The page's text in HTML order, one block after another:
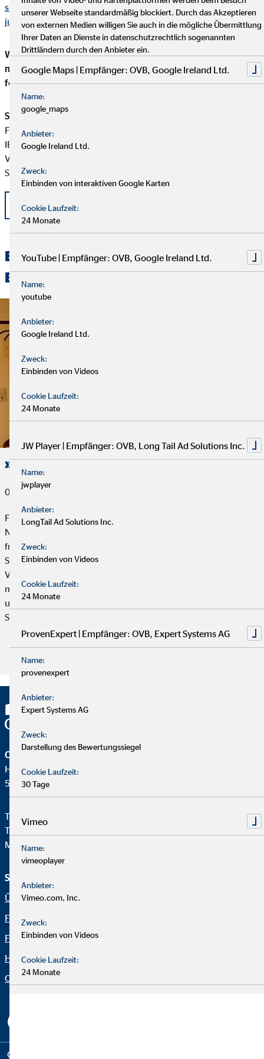
suedsachsen.de/index.php/kinderjugendliche/kinder-und-
jugendwohnen-tannenmuhle/
Wenn auch Sie die Einrichtung Tannenmühle unterstützen
möchten, laden wir Sie herzlich ein, Ihre Spende an
folgendes Konto zurichten:
Spendenkonto
Förderverein Kinderheim Tannenmühle e.V.
IBAN DE75 8705 8000 3601 0000 82
Verwendungszweck: Gruppe 3 + Ihre Adresse (für die
Spendenquittung)
Entdecken Sie unsere spannenden
Beiträge
»Ein Lift für Niilo« - Spendenaktion
01. Februar 2023
Familie Bug lebt in Fulda. Ihr jüngstes Familienmitglied heißt
Niilo, der im März bereits drei Jahre alt wird. Niilo ist ein
fröhliches Kind – und das trotz seines schweren
Schicksalsschlags. David Storch, Bezirksleiter der OVB
Vermögensberatung AG in Fulda, hat von Niilos Situation
mitbekommen. Er betreut Linda Bug schon länger als Kundin
und will seine Reichweite nutzen, um mehr Menschen auf die
Spendenaktion aufmerksam zu machen.
OVB Vermögensberatung AG
Heumarkt 1
50667 Köln
Telefon:
Telefax: +49 221 2015-264
Mail:
Service und Informationen
Über OVB
Finanzlösungen
Finanzratgeber
Häufige Fragen
Organization: "Fakten OVB"
Copyright © 2026 by OVB Vermögensberatung AG | All Rights
unserer Webseite standardmäßig blockiert. Durch das Akzeptieren
von externen Medien willigen Sie auch in die mögliche Übermittlung
Ihrer Daten an Dienste in datenschutzrechtlich sogenannten
Drittländern durch den Anbieter ein.
Google Maps | Empfänger: OVB, Google Ireland Ltd.
Name:
google_maps
Anbieter:
Google Ireland Ltd.
Zweck:
Einbinden von interaktiven Google Karten
Cookie Laufzeit:
24 Monate
YouTube | Empfänger: OVB, Google Ireland Ltd.
Name:
youtube
Anbieter:
Google Ireland Ltd.
Zweck:
Einbinden von Videos
Cookie Laufzeit:
24 Monate
JW Player | Empfänger: OVB, Long Tail Ad Solutions Inc.
Name:
jwplayer
Anbieter:
LongTail Ad Solutions Inc.
Zweck:
Einbinden von Videos
Cookie Laufzeit:
24 Monate
ProvenExpert | Empfänger: OVB, Expert Systems AG
Name:
provenexpert
Anbieter:
Expert Systems AG
Zweck:
Darstellung des Bewertungssiegel
Cookie Laufzeit:
30 Tage
Vimeo
Name:
vimeoplayer
Anbieter:
Vimeo.com, Inc.
Zweck:
Einbinden von Videos
Cookie Laufzeit:
24 Monate